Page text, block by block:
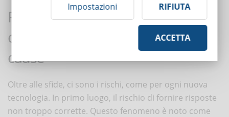
Rischi e limiti nell’utilizzo dei
chatbot: allucinazioni dell’AI e
cause
Oltre alle sfide, ci sono i rischi, come per ogni nuova
tecnologia. In primo luogo, il rischio di fornire risposte
non troppo corrette. Questo fenomeno è noto come
Impostazioni RIFIUTA
ACCETTA